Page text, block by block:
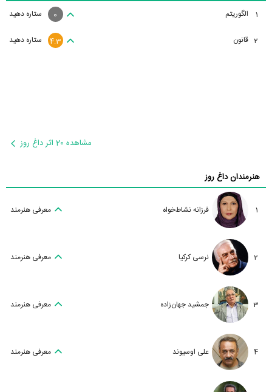
1 الگوریتم ستاره دهید 0
2 قانون ستاره دهید 4.3
مشاهده 20 اثر داغ روز
هنرمندان داغ روز
1 فرزانه نشاط‌خواه معرفی هنرمند
2 نرسی کرکیا معرفی هنرمند
3 جمشید جهان‌زاده معرفی هنرمند
4 علی اوسیوند معرفی هنرمند